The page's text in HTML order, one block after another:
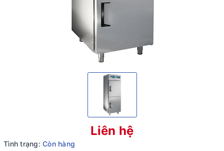
Liên hệ
Tình trạng: Còn hàng